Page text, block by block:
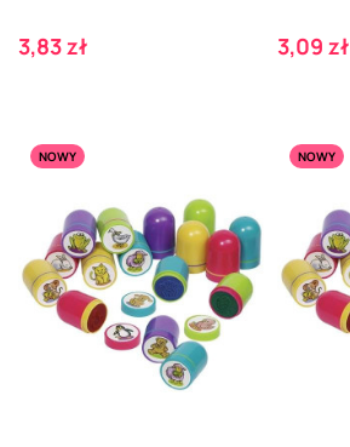
Cena
3,83 zł Cena
3,09 zł
NOWY NOWY